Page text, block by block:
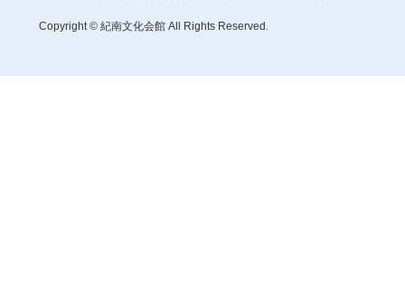
Copyright © 紀南文化会館 All Rights Reserved.